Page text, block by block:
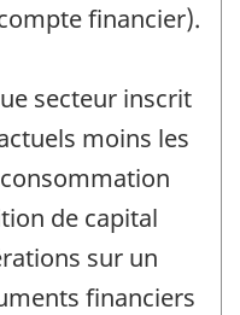
financier).
secteur inscrit
moins les
de capital
sur un
financiers